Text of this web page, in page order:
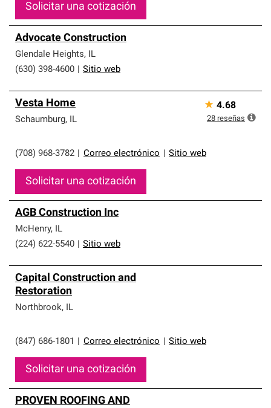
Solicitar una cotización
Advocate Construction
Glendale Heights, IL
(630) 398-4600
Sitio web
Vesta Home
Schaumburg, IL
(708) 968-3782 Correo electrónico Sitio web
Solicitar una cotización
★ 4.68
28 reseñas
AGB Construction Inc
McHenry, IL
(224) 622-5540
Sitio web
Capital Construction and
Restoration
Northbrook, IL
(847) 686-1801 Correo electrónico Sitio web
Solicitar una cotización
PROVEN ROOFING AND